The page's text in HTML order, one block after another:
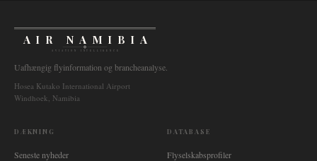
AIR NAMIBIA
AVIATION INTELLIGENCE
Uafhængig flyinformation og brancheanalyse.
Hosea Kutako International Airport
Windhoek, Namibia
DÆKNING
Seneste nyheder
DATABASE
Flyselskabsprofiler